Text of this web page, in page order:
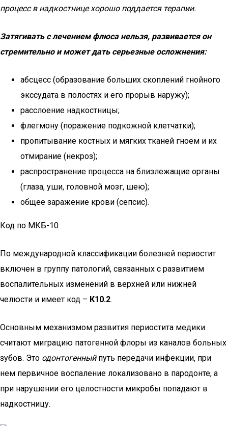
процесс в надкостнице хорошо поддается терапии.
Затягивать с лечением флюса нельзя, развивается он
стремительно и может дать серьезные осложнения:
абсцесс (образование больших скоплений гнойного
экссудата в полостях и его прорыв наружу);
расслоение надкостницы;
флегмону (поражение подкожной клетчатки);
пропитывание костных и мягких тканей гноем и их
отмирание (некроз);
распространение процесса на близлежащие органы
(глаза, уши, головной мозг, шею);
общее заражение крови (сепсис).
Код по МКБ-10
По международной классификации болезней периостит
включен в группу патологий, связанных с развитием
воспалительных изменений в верхней или нижней
челюсти и имеет код – К10.2.
Основным механизмом развития периостита медики
считают миграцию патогенной флоры из каналов больных
зубов. Это одонтогенный путь передачи инфекции, при
нем первичное воспаление локализовано в пародонте, а
при нарушении его целостности микробы попадают в
надкостницу.